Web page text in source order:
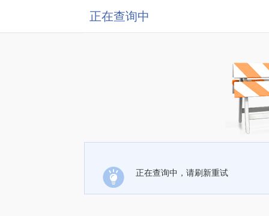
正在查询中
正在查询中，请刷新重试